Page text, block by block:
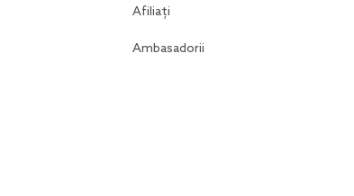
Afiliați
Ambasadorii